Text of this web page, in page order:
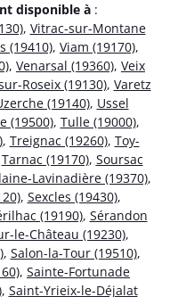
disponible à :
, Vitrac-sur-Montane
(19410), Viam (19170),
, Venarsal (19360), Veix
Roseix (19130), Varetz
(19140), Ussel
(19500), Tulle (19000),
, Treignac (19260), Toy-
Tarnac (19170), Soursac
Lavinadière (19370),
, Sexcles (19430),
(19190), Sérandon
le-Château (19230),
, Salon-la-Tour (19510),
, Sainte-Fortunade
, Saint-Yrieix-le-Déjalat